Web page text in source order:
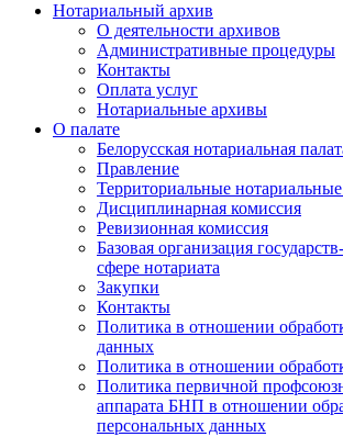
Нотариальный архив
О деятельности архивов
Административные процедуры
Контакты
Оплата услуг
Нотариальные архивы
О палате
Белорусская нотариальная
Правление
Территориальные
Дисциплинарная комиссия
Ревизионная комиссия
Базовая организация
сфере нотариата
Закупки
Контакты
Политика в отношении
данных
Политика в отношении
Политика первичной
аппарата БНП в отношении
персональных данных